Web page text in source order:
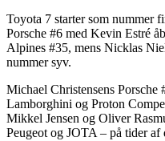
Toyota 7 starter som nummer
Porsche #6 med Kevin Estré
Alpines #35, mens Nicklas
nummer syv.
Michael Christensens Porsche
Lamborghini og Proton
Mikkel Jensen og Oliver
Peugeot og JOTA – på tider af